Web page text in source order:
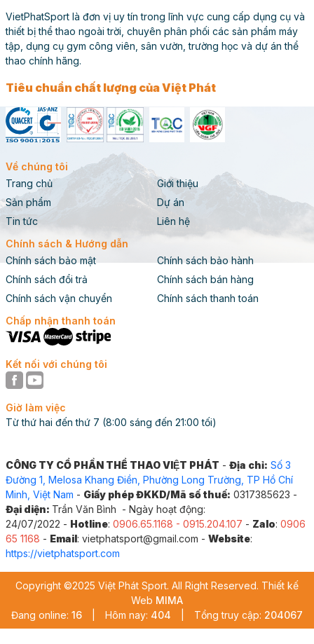
VietPhatSport là đơn vị uy tín trong lĩnh vực cung cấp dụng cụ và
thiết bị thể thao ngoài trời, chuyên phân phối các sản phẩm máy
tập, dụng cụ gym công viên, sân vườn, trường học và dự án thể
thao chính hãng.
Tiêu chuẩn chất lượng của Việt Phát
Về chúng tôi
Trang chủ
Giới thiệu
Sản phẩm
Dự án
Tin tức
Liên hệ
Chính sách & Hướng dẫn
Chính sách bảo mật
Chính sách bảo hành
Chính sách đổi trả
Chính sách bán hàng
Chính sách vận chuyển
Chính sách thanh toán
Chấp nhận thanh toán
Kết nối với chúng tôi
Giờ làm việc
Từ thứ hai đến thứ 7 (8:00 sáng đến 21:00 tối)
CÔNG TY CỔ PHẦN THỂ THAO VIỆT PHÁT - Địa chỉ: Số 3
Đường 1, Melosa Khang Điền, Phường Long Trường, TP Hồ Chí
Minh, Việt Nam - Giấy phép ĐKKD/Mã số thuế: 0317385623 -
Đại diện: Trần Văn Bình - Ngày hoạt động:
24/07/2022 - Hotline: 0906.65.1168 - 0915.204.107 - Zalo: 0906
65 1168 - Email: vietphatsport@gmail.com - Website:
https://vietphatsport.com
Copyright ©2025 Việt Phát Sport. All Right Reserved. Thiết kế
Web MIMA
Đang online: 16 Hôm nay: 404 Tổng truy cập: 204067